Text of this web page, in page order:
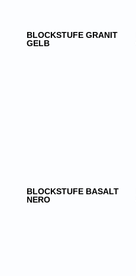
BLOCKSTUFE GRANIT
GELB
BLOCKSTUFE BASALT
NERO